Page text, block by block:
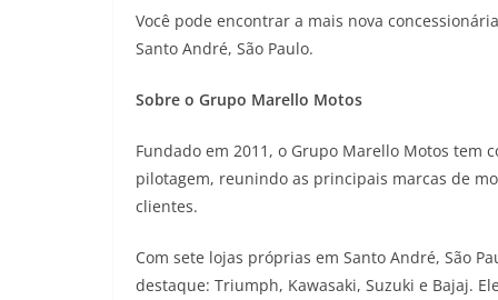
Você pode encontrar a mais nova
Santo André, São Paulo.
Sobre o Grupo Marello Motos
Fundado em 2011, o Grupo Marello Motos tem
pilotagem, reunindo as principais marcas de
clientes.
Com sete lojas próprias em Santo André, São
destaque: Triumph, Kawasaki, Suzuki e Bajaj.